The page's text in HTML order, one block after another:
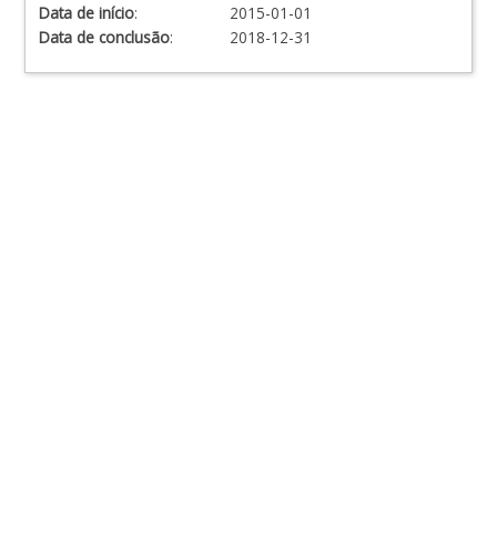
Data de início:
2015-01-01
Data de conclusão: 2018-12-31